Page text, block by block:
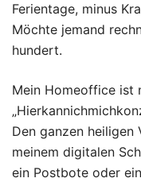
Ferientage, minus
Möchte jemand
hundert.
Mein Homeoffice ist
Den ganzen
meinem digitalen
ein Postbote oder